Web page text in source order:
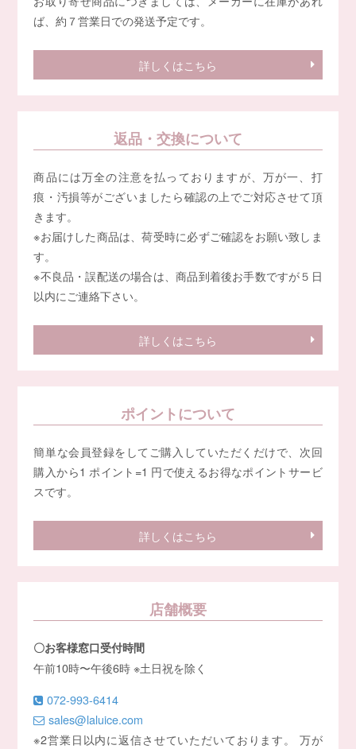
ば、約７営業日での発送予定です。
詳しくはこちら
返品・交換について
商品には万全の注意を払っておりますが、万が一、打
痕・汚損等がございましたら確認の上でご対応させて頂
きます。
※お届けした商品は、荷受時に必ずご確認をお願い致しま
す。
※不良品・誤配送の場合は、商品到着後お手数ですが５日
以内にご連絡下さい。
詳しくはこちら
ポイントについて
簡単な会員登録をしてご購入していただくだけで、次回
購入から1 ポイント=1 円で使えるお得なポイントサービ
スです。
詳しくはこちら
店舗概要
〇お客様窓口受付時間
午前10時〜午後6時 ※土日祝を除く
072-993-6414
sales@laluice.com
※2営業日以内に返信させていただいております。 万が